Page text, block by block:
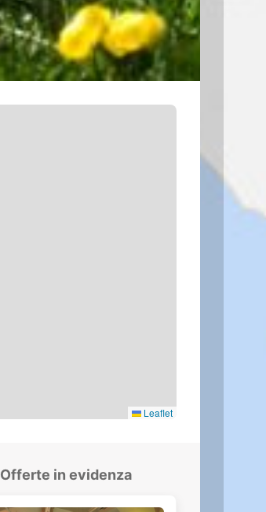
Leaflet
Offerte in evidenza